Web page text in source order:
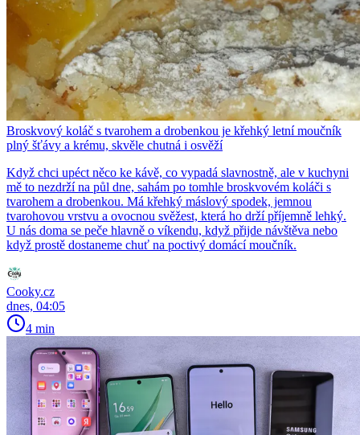
Broskvový koláč s tvarohem a drobenkou je křehký letní moučník
plný šťávy a krému, skvěle chutná i osvěží
Když chci upéct něco ke kávě, co vypadá slavnostně, ale v kuchyni
mě to nezdrží na půl dne, sahám po tomhle broskvovém koláči s
tvarohem a drobenkou. Má křehký máslový spodek, jemnou
tvarohovou vrstvu a ovocnou svěžest, která ho drží příjemně lehký.
U nás doma se peče hlavně o víkendu, když přijde návštěva nebo
když prostě dostaneme chuť na poctivý domácí moučník.
Cooky.cz
dnes, 04:05
4 min